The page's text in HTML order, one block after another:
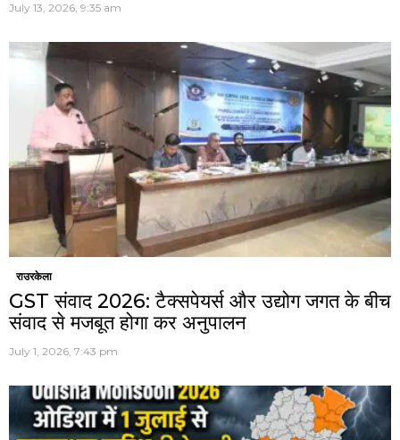
July 13, 2026, 9:35 am
राउरकेला
GST संवाद 2026: टैक्सपेयर्स और उद्योग जगत के बीच
संवाद से मजबूत होगा कर अनुपालन
July 1, 2026, 7:43 pm